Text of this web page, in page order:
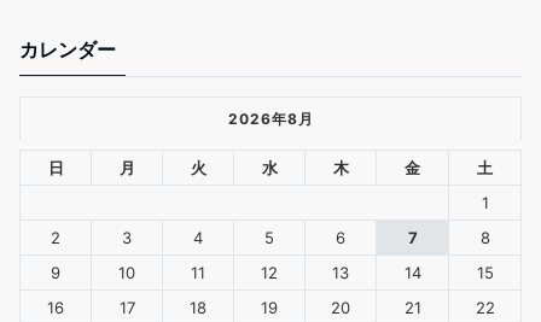
カレンダー
2026年8月
日 月 火 水 木 金
土
1
2
3 4 5 6 7
8
9
10 11 12 13 14
15
16
17 18 19 20 21
22